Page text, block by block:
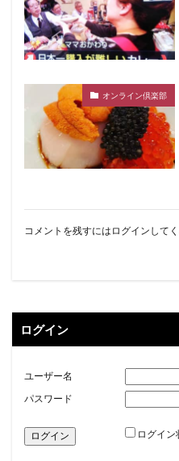
オンライン倶楽部
コメントを残すにはログインしてく
ログイン
ユーザー名
パスワード
ログイ